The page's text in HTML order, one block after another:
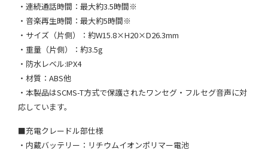
・連続通話時間：最大約3.5時間※
・音楽再生時間：最大約5時間※
・サイズ（片側）：約W15.8×H20×D26.3mm
・重量（片側）：約3.5g
・防水レベル:IPX4
・材質：ABS他
・本製品はSCMS-T方式で保護されたワンセグ・フルセグ音声に対
応しています。
■充電クレードル部仕様
・内蔵バッテリー：リチウムイオンポリマー電池